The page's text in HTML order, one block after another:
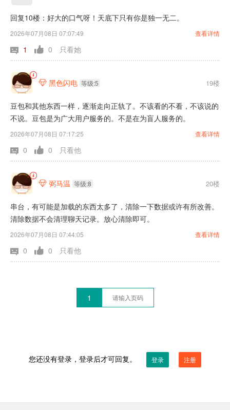
回复10楼：好大的口气呀！天底下只有你是独一无二。
2026年07月08日 07:07:49 查看详情
1 0 只看她
 黑色闪电 等级:5 19楼
豆包和其他东西一样，逐渐走向正轨了。不该看的不看，不该说的
不说。豆包是为广大用户服务的。不是在为盲人服务的。
2026年07月08日 07:17:25 查看详情
0 0 只看他
 弼马温 等级:8 20楼
串台，有可能是加载的东西太多了，清除一下数据或许有所改善。
清除数据不会清理聊天记录。放心清除即可。
2026年07月08日 07:44:05 查看详情
0 0 只看他
1
您还没有登录，登录后才可回复。 登录 注册